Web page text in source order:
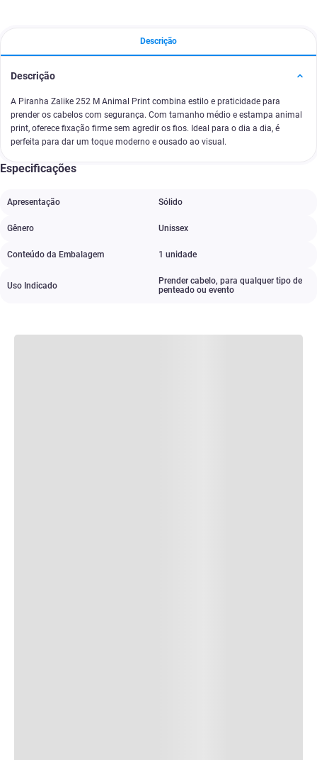
Descrição
Descrição
A Piranha Zalike 252 M Animal Print combina estilo e praticidade para
prender os cabelos com segurança. Com tamanho médio e estampa animal
print, oferece fixação firme sem agredir os fios. Ideal para o dia a dia, é
perfeita para dar um toque moderno e ousado ao visual.
Especificações
Apresentação Sólido
Gênero Unissex
Conteúdo da Embalagem 1 unidade
Uso Indicado Prender cabelo, para qualquer tipo de
penteado ou evento